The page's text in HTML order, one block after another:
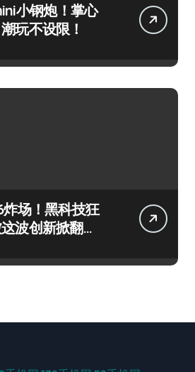
小钢炮！掌心
玩不设限！
场！黑科技狂
波创新掀翻